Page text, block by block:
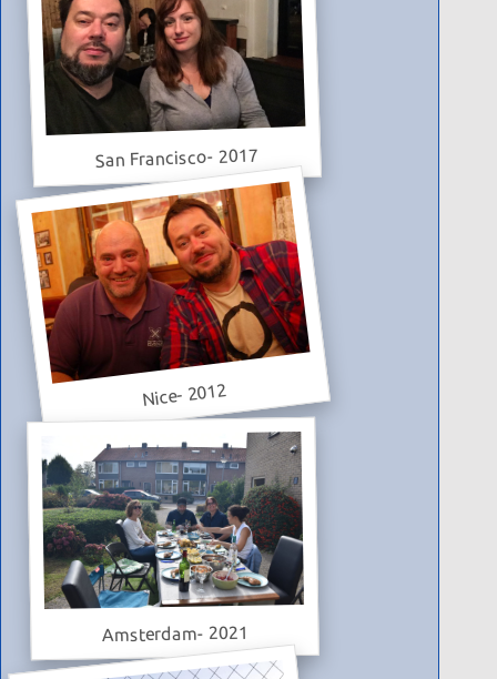
San Francisco- 2017
Nice- 2012
Amsterdam- 2021